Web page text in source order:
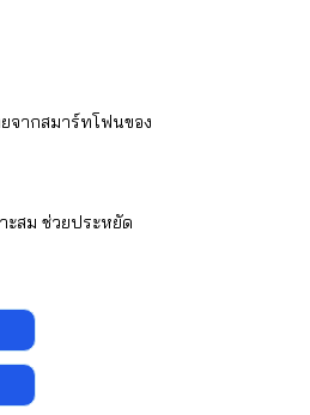
จากสมาร์ทโฟนของ
ะสม ช่วยประหยัด